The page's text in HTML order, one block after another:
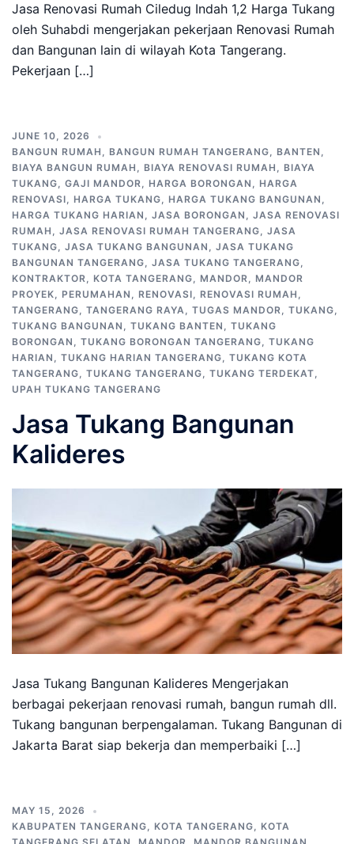
Jasa Renovasi Rumah Ciledug Indah 1,2 Harga Tukang
oleh Suhabdi mengerjakan pekerjaan Renovasi Rumah
dan Bangunan lain di wilayah Kota Tangerang.
Pekerjaan […]
JUNE 10, 2026
BANGUN RUMAH , BANGUN RUMAH TANGERANG, BANTEN ,
BIAYA BANGUN RUMAH , BIAYA RENOVASI RUMAH , BIAYA
TUKANG, GAJI MANDOR, HARGA BORONGAN , HARGA
RENOVASI, HARGA TUKANG, HARGA TUKANG BANGUNAN ,
HARGA TUKANG HARIAN , JASA BORONGAN , JASA RENOVASI
RUMAH , JASA RENOVASI RUMAH TANGERANG, JASA
TUKANG, JASA TUKANG BANGUNAN , JASA TUKANG
BANGUNAN TANGERANG, JASA TUKANG TANGERANG,
KONTRAKTOR, KOTA TANGERANG, MANDOR, MANDOR
PROYEK, PERUMAHAN , RENOVASI, RENOVASI RUMAH ,
TANGERANG, TANGERANG RAYA, TUGAS MANDOR, TUKANG,
TUKANG BANGUNAN , TUKANG BANTEN , TUKANG
BORONGAN , TUKANG BORONGAN TANGERANG, TUKANG
HARIAN , TUKANG HARIAN TANGERANG, TUKANG KOTA
TANGERANG, TUKANG TANGERANG, TUKANG TERDEKAT,
UPAH TUKANG TANGERANG
Jasa Tukang Bangunan
Kalideres
Jasa Tukang Bangunan Kalideres Mengerjakan
berbagai pekerjaan renovasi rumah, bangun rumah dll.
Tukang bangunan berpengalaman. Tukang Bangunan di
Jakarta Barat siap bekerja dan memperbaiki […]
MAY 15, 2026
KABUPATEN TANGERANG, KOTA TANGERANG, KOTA